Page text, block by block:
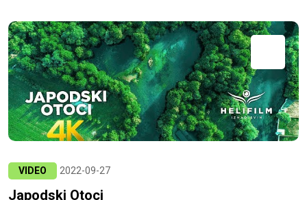
VIDEO 2022-09-27
Japodski Otoci